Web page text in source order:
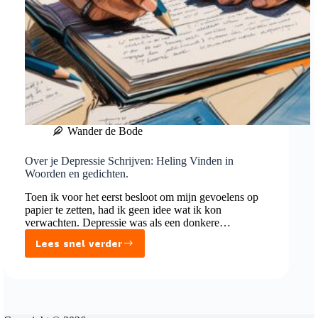
Wander de Bode
Over je Depressie Schrijven: Heling Vinden in
Woorden en gedichten.
Toen ik voor het eerst besloot om mijn gevoelens op
papier te zetten, had ik geen idee wat ik kon
verwachten. Depressie was als een donkere…
Lees snel verder
Over